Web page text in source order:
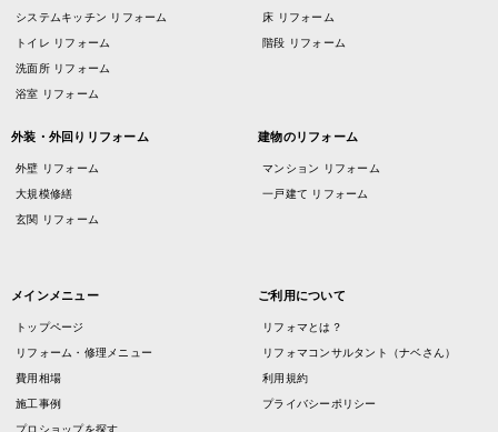
システムキッチン リフォーム
トイレ リフォーム
洗面所 リフォーム
浴室 リフォーム
床 リフォーム
階段 リフォーム
外装・外回りリフォーム
外壁 リフォーム
大規模修繕
玄関 リフォーム
建物のリフォーム
マンション リフォーム
一戸建て リフォーム
メインメニュー
トップページ
リフォーム・修理メニュー
費用相場
施工事例
プロショップを探す
ご利用について
リフォマとは？
リフォマコンサルタント（ナベさん）
利用規約
プライバシーポリシー